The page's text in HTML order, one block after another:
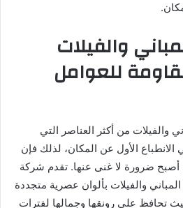
والفيلات
للعوامل
والفيلات من أكثر العناصر التي
الأول عن المكان، لذلك فإن
ضرورة لا غنى عنها. تقدم شركة
والفيلات بألوان عصرية متجددة
تحافظ على رونقها وجمالها لفترات